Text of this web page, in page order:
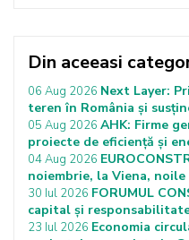
Din aceeasi
06 Aug 2026 Next Layer:
teren în România și
05 Aug 2026 AHK: Firme
proiecte de eficiență și
04 Aug 2026
noiembrie, la Viena,
30 Iul 2026 FORUMUL
capital și
23 Iul 2026 Economia